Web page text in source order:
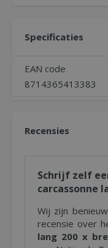
Specificaties
EAN code
8714365413383
Recensies
Schrijf zelf
carcassonne
Wij zijn
recensie over
lang 200 x